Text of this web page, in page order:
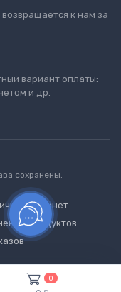
к нам за
вариант оплаты:
и др.
сохранены.
кабинет
продуктов
0